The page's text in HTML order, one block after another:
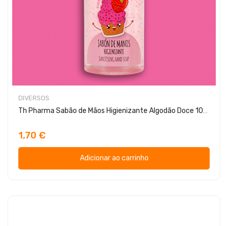
DIVERSOS
Th Pharma Sabão de Mãos Higienizante Algodão Doce 100ml
1,70 €
Adicionar ao carrinho